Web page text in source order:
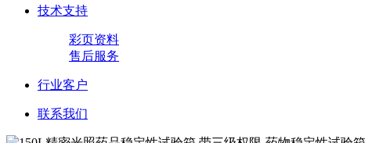
技术支持
彩页资料
售后服务
行业客户
联系我们